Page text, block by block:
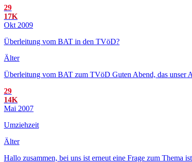
29
17K
Okt 2009
Überleitung vom BAT in den TVöD?
Älter
Überleitung vom BAT zum TVöD Guten Abend, das unser
29
14K
Mai 2007
Umziehzeit
Älter
Hallo zusammen, bei uns ist erneut eine Frage zum Thema